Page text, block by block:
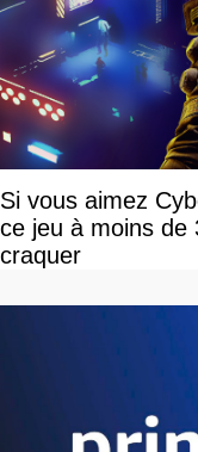
Si vous aimez
ce jeu à moins de
craquer